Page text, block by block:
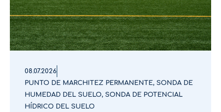
08.07.2026
PUNTO DE MARCHITEZ PERMANENTE, SONDA DE
HUMEDAD DEL SUELO, SONDA DE POTENCIAL
HÍDRICO DEL SUELO